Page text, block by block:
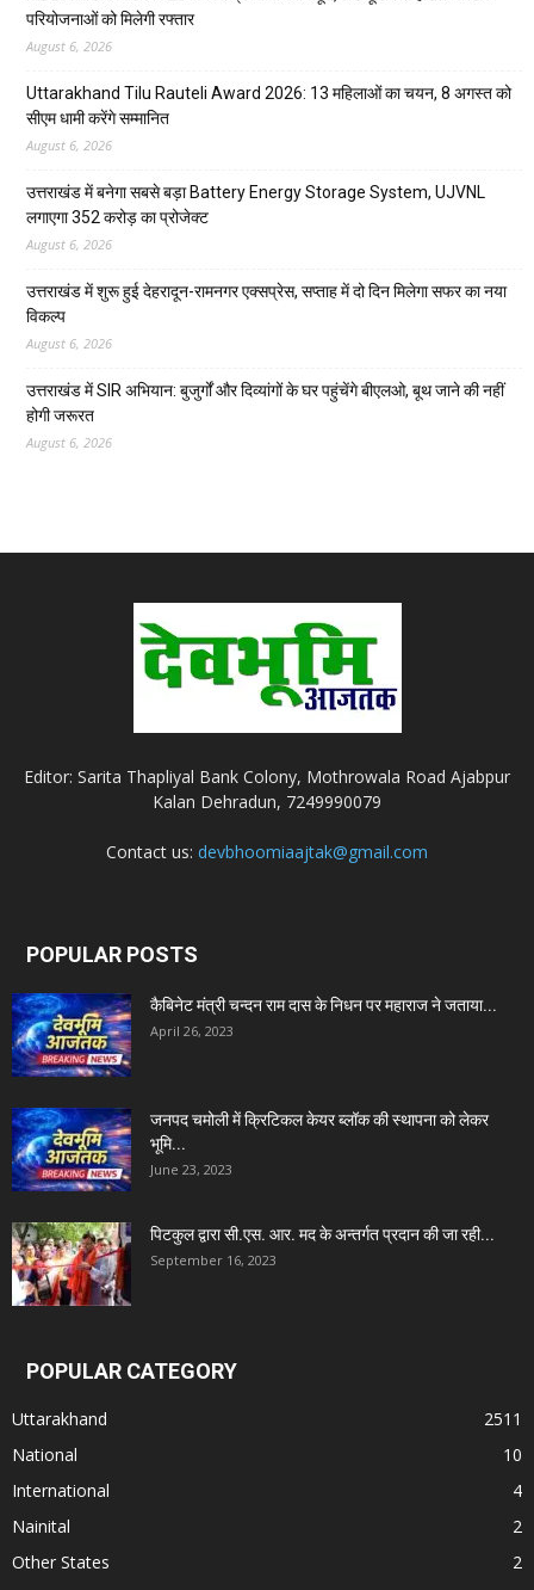
परियोजनाओं को मिलेगी रफ्तार
August 6, 2026
Uttarakhand Tilu Rauteli Award 2026: 13 महिलाओं का चयन, 8 अगस्त को
सीएम धामी करेंगे सम्मानित
August 6, 2026
उत्तराखंड में बनेगा सबसे बड़ा Battery Energy Storage System, UJVNL
लगाएगा 352 करोड़ का प्रोजेक्ट
August 6, 2026
उत्तराखंड में शुरू हुई देहरादून-रामनगर एक्सप्रेस, सप्ताह में दो दिन मिलेगा सफर का नया
विकल्प
August 6, 2026
उत्तराखंड में SIR अभियान: बुजुर्गों और दिव्यांगों के घर पहुंचेंगे बीएलओ, बूथ जाने की नहीं
होगी जरूरत
August 6, 2026
Editor: Sarita Thapliyal Bank Colony, Mothrowala Road Ajabpur
Kalan Dehradun, 7249990079
Contact us: devbhoomiaajtak@gmail.com
POPULAR POSTS
कैबिनेट मंत्री चन्दन राम दास के निधन पर महाराज ने जताया...
April 26, 2023
जनपद चमोली में क्रिटिकल केयर ब्लॉक की स्थापना को लेकर
भूमि...
June 23, 2023
पिटकुल द्वारा सी.एस. आर. मद के अन्तर्गत प्रदान की जा रही...
September 16, 2023
POPULAR CATEGORY
Uttarakhand
2511
National
10
International
4
Nainital
2
Other States
2